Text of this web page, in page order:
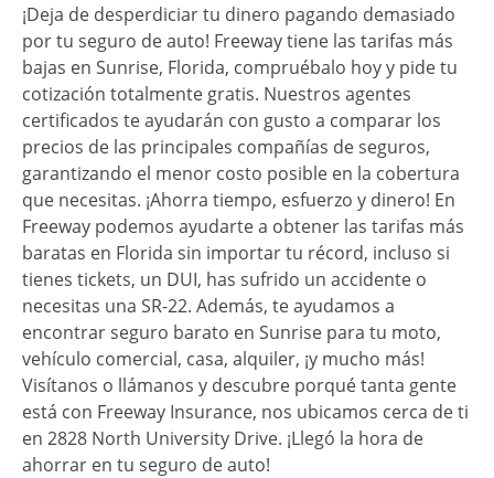
¡Deja de desperdiciar tu dinero pagando demasiado
por tu seguro de auto! Freeway tiene las tarifas más
bajas en Sunrise, Florida, compruébalo hoy y pide tu
cotización totalmente gratis. Nuestros agentes
certificados te ayudarán con gusto a comparar los
precios de las principales compañías de seguros,
garantizando el menor costo posible en la cobertura
que necesitas. ¡Ahorra tiempo, esfuerzo y dinero! En
Freeway podemos ayudarte a obtener las tarifas más
baratas en Florida sin importar tu récord, incluso si
tienes tickets, un DUI, has sufrido un accidente o
necesitas una SR-22. Además, te ayudamos a
encontrar seguro barato en Sunrise para tu moto,
vehículo comercial, casa, alquiler, ¡y mucho más!
Visítanos o llámanos y descubre porqué tanta gente
está con Freeway Insurance, nos ubicamos cerca de ti
en 2828 North University Drive. ¡Llegó la hora de
ahorrar en tu seguro de auto!